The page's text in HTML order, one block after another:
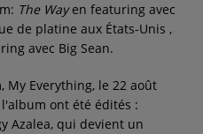
The Wayen featuring avec
de platine aux États-Unis ,
avec Big Sean.
My Everything, le 22 août
ont été édités :
Azalea, qui devient un